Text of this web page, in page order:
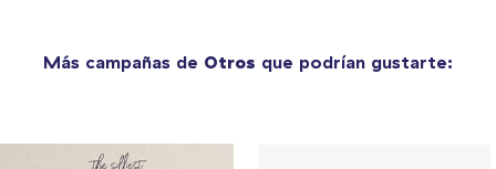
Más campañas de Otros que podrían gustarte: